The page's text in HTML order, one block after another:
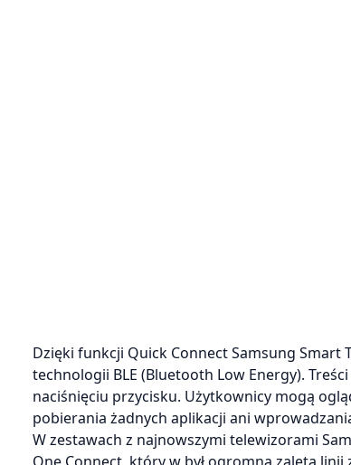
Dzięki funkcji Quick Connect Samsung Smart
technologii BLE (Bluetooth Low Energy).
naciśnięciu przycisku. Użytkownicy mogą
pobierania żadnych aplikacji ani
W zestawach z najnowszymi telewizorami